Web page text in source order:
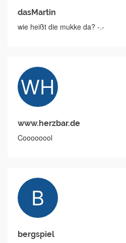
dasMartin
wie heißt die mukke da? -.-
www.herzbar.de
Coooooool
bergspiel